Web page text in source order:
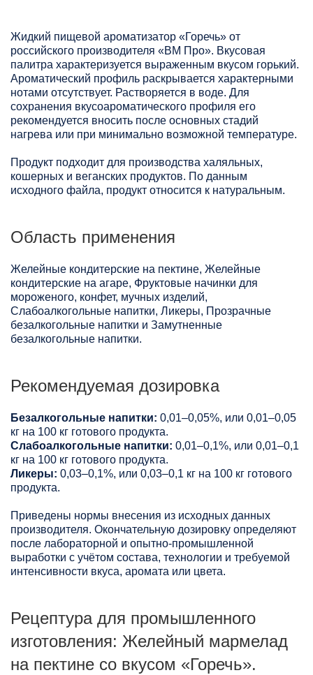
Жидкий пищевой ароматизатор «Горечь» от
российского производителя «ВМ Про». Вкусовая
палитра характеризуется выраженным вкусом горький.
Ароматический профиль раскрывается характерными
нотами отсутствует. Растворяется в воде. Для
сохранения вкусоароматического профиля его
рекомендуется вносить после основных стадий
нагрева или при минимально возможной температуре.
Продукт подходит для производства халяльных,
кошерных и веганских продуктов. По данным
исходного файла, продукт относится к натуральным.
Область применения
Желейные кондитерские на пектине, Желейные
кондитерские на агаре, Фруктовые начинки для
мороженого, конфет, мучных изделий,
Слабоалкогольные напитки, Ликеры, Прозрачные
безалкогольные напитки и Замутненные
безалкогольные напитки.
Рекомендуемая дозировка
Безалкогольные напитки: 0,01–0,05%, или 0,01–0,05
кг на 100 кг готового продукта.
Слабоалкогольные напитки: 0,01–0,1%, или 0,01–0,1
кг на 100 кг готового продукта.
Ликеры: 0,03–0,1%, или 0,03–0,1 кг на 100 кг готового
продукта.
Приведены нормы внесения из исходных данных
производителя. Окончательную дозировку определяют
после лабораторной и опытно-промышленной
выработки с учётом состава, технологии и требуемой
интенсивности вкуса, аромата или цвета.
Рецептура для промышленного
изготовления: Желейный мармелад
на пектине со вкусом «Горечь».